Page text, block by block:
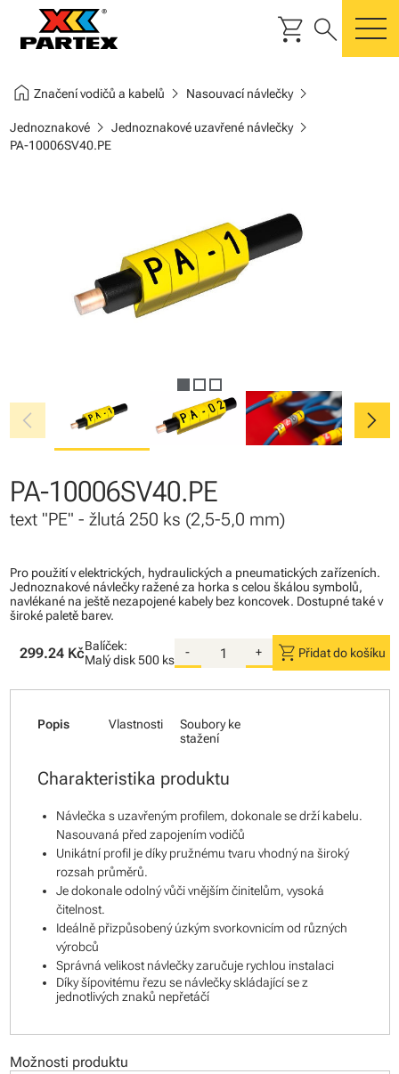
shopping_cart search
home Značení vodičů a kabelů chevron_right Nasouvací návlečkychevron_right
Jednoznakovéchevron_right Jednoznakové uzavřené návlečkychevron_right
PA-10006SV40.PE
chevron_left chevron_right
PA-10006SV40.PE
text "PE" - žlutá 250 ks (2,5-5,0 mm)
Pro použití v elektrických, hydraulických a pneumatických zařízeních.
Jednoznakové návlečky ražené za horka s celou škálou symbolů,
navlékané na ještě nezapojené kabely bez koncovek. Dostupné také v
široké paletě barev.
299.24 KčBalíček:
Malý disk500 ks
- + shopping_cart Přidat do košíku
Popis Vlastnosti
Soubory ke
stažení
Charakteristika produktu
Návlečka s uzavřeným profilem, dokonale se drží kabelu.
Nasouvaná před zapojením vodičů
Unikátní profil je díky pružnému tvaru vhodný na široký
rozsah průměrů.
Je dokonale odolný vůči vnějším činitelům, vysoká
čitelnost.
Ideálně přizpůsobený úzkým svorkovnicím od různých
výrobců
Správná velikost návlečky zaručuje rychlou instalaci
Díky šípovitému řezu se návlečky skládající se z
jednotlivých znaků nepřetáčí
Možnosti produktu